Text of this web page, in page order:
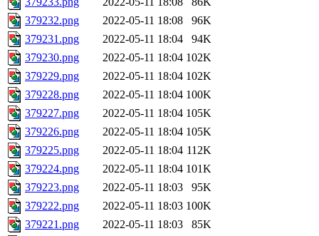
379232.png
2022-05-11 18:08
96K
379231.png
2022-05-11 18:04
94K
379230.png
2022-05-11 18:04 102K
379229.png
2022-05-11 18:04 102K
379228.png
2022-05-11 18:04 100K
379227.png
2022-05-11 18:04 105K
379226.png
2022-05-11 18:04 105K
379225.png
2022-05-11 18:04 112K
379224.png
2022-05-11 18:04 101K
379223.png
2022-05-11 18:03
95K
379222.png
2022-05-11 18:03 100K
379221.png
2022-05-11 18:03 85K